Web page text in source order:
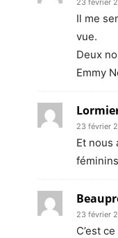
23 février
Il me
vue.
Deux
Emmy
23 février
Et nous
23 février
C’est